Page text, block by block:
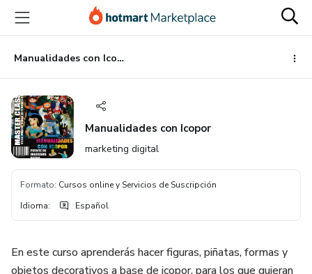
principal
página
de
página
Manualidades con Icopor
Manualidades con Icopor
marketing digital
Formato: Cursos online y Servicios de Suscripción
Idioma: Español
En este curso aprenderás hacer figuras, piñatas, formas y
objetos decorativos a base de icopor, para los que quieran